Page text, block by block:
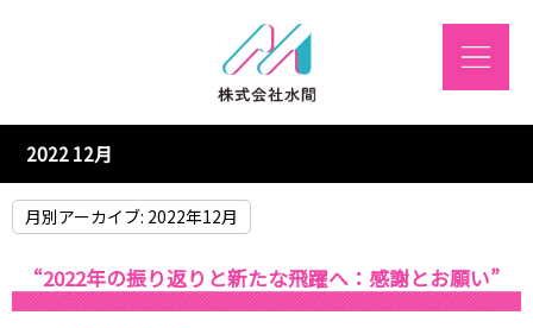
2022 12月
月別アーカイブ: 2022年12月
“2022年の振り返りと新たな飛躍へ：感謝とお願い”